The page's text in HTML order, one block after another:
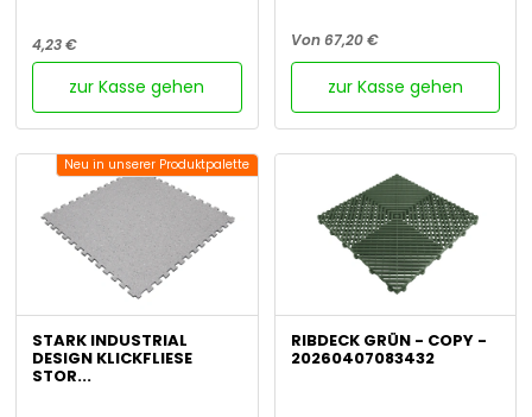
4,23 €
zur Kasse gehen
Von 67,20 €
zur Kasse gehen
Neu in unserer Produktpalette
STARK INDUSTRIAL
DESIGN KLICKFLIESE
STOR...
RIBDECK GRÜN - COPY -
20260407083432